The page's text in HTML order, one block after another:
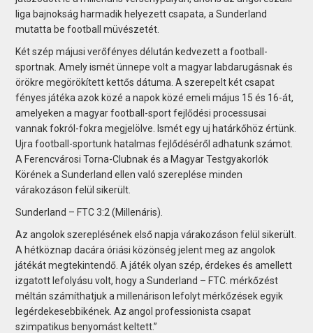
liga bajnokság harmadik helyezett csapata, a Sunderland
mutatta be football müvészetét.
Két szép májusi verőfényes délután kedvezett a football-
sportnak. Amely ismét ünnepe volt a magyar labdarugásnak és
örökre megörökített kettős dátuma. A szerepelt két csapat
fényes játéka azok közé a napok közé emeli május 15 és 16-át,
amelyeken a magyar football-sport fejlődési processusai
vannak fokról-fokra megjelölve. Ismét egy uj határkőhöz értünk.
Ujra football-sportunk hatalmas fejlődéséről adhatunk számot.
A Ferencvárosi Torna-Clubnak és a Magyar Testgyakorlók
Körének a Sunderland ellen való szereplése minden
várakozáson felül sikerült.
Sunderland – FTC 3:2 (Millenáris).
Az angolok szereplésének első napja várakozáson felül sikerült.
A hétköznap dacára óriási közönség jelent meg az angolok
játékát megtekintendő. A játék olyan szép, érdekes és amellett
izgatott lefolyásu volt, hogy a Sunderland – FTC. mérkőzést
méltán számíthatjuk a millenárison lefolyt mérkőzések egyik
legérdekesebbikének. Az angol professionista csapat
szimpatikus benyomást keltett.”